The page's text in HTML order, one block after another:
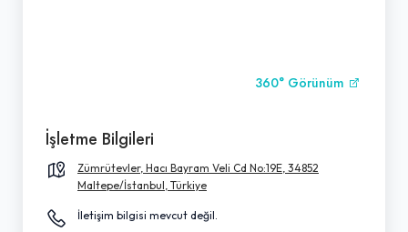
360° Görünüm
İşletme Bilgileri
Zümrütevler, Hacı Bayram Veli Cd No:19E, 34852
Maltepe/İstanbul, Türkiye
İletişim bilgisi mevcut değil.